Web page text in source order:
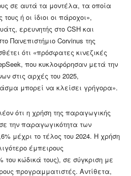
σε αυτά τα μοντέλα, τα οποία
ή οι ίδιοι οι πάροχοι»,
ερευνητής στο CSH και
Πανεπιστήμιο Corvinus της
ότι «πρόσφατες κινεζικές
που κυκλοφόρησαν μετά την
στις αρχές του 2025,
μπορεί να κλείσει γρήγορα».
ότι η χρήση της παραγωγικής
την παραγωγικότητα των
μέχρι το τέλος του 2024. Η χρήση
έμπειρους
του κώδικά τους), σε σύγκριση με
προγραμματιστές. Αντίθετα,